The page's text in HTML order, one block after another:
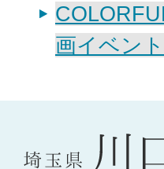
画イベン